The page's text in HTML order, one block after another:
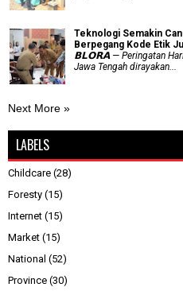
Teknologi Semakin
Berpegang Kode Etik
𝗕𝗟𝗢𝗥𝗔 — Peringatan
Jawa Tengah dirayakan...
Next More »
LABELS
Childcare (28)
Foresty (15)
Internet (15)
Market (15)
National (52)
Province (30)